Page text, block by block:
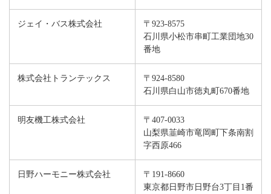
ジェイ・バス株式会社
〒923-8575
石川県小松市串町工業団地30
番地
株式会社トランテックス
〒924-8580
石川県白山市徳丸町670番地
明友機工株式会社
〒407-0033
山梨県韮崎市竜岡町下条南割
字西原466
日野ハーモニー株式会社
〒191-8660
東京都日野市日野台3丁目1番